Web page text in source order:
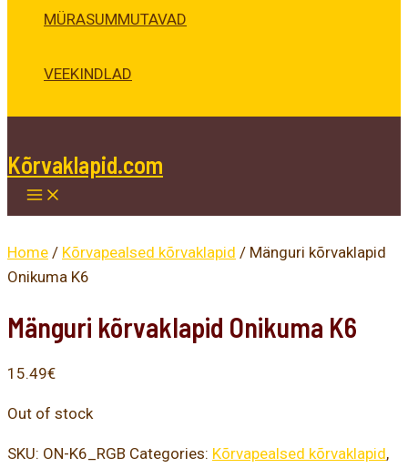
MÜRASUMMUTAVAD
VEEKINDLAD
Kõrvaklapid.com
Home / Kõrvapealsed kõrvaklapid / Mänguri kõrvaklapid
Onikuma K6
Mänguri kõrvaklapid Onikuma K6
15.49€
Out of stock
SKU: ON-K6_RGB Categories: Kõrvapealsed kõrvaklapid,